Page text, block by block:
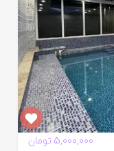
5,000,000 تومان